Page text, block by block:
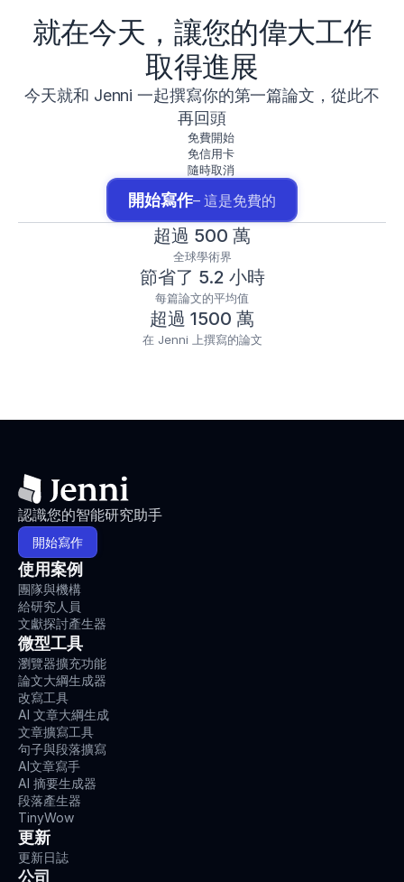
就在今天，讓您的偉大工作
取得進展
今天就和 Jenni 一起撰寫你的第一篇論文，從此不
再回頭
免費開始
免信用卡
隨時取消
開始寫作– 這是免費的
超過 500 萬
全球學術界
節省了 5.2 小時
每篇論文的平均值
超過 1500 萬
在 Jenni 上撰寫的論文
認識您的智能研究助手
開始寫作
使用案例
團隊與機構
給研究人員
文獻探討產生器
微型工具
瀏覽器擴充功能
論文大綱生成器
改寫工具
AI 文章大綱生成
文章擴寫工具
句子與段落擴寫
AI文章寫手
AI 摘要生成器
段落產生器
TinyWow
更新
更新日誌
公司